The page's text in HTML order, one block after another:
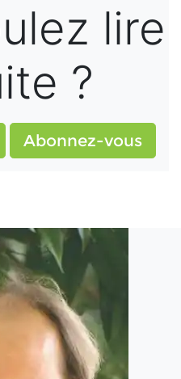
lire
?
Abonnez-vous